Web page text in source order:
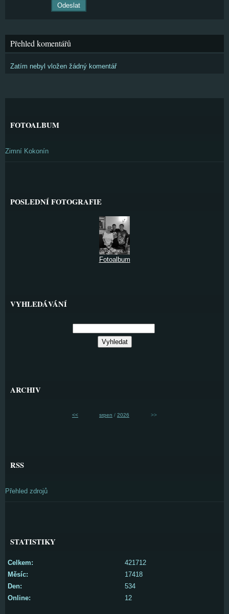
Přehled komentářů
Zatím nebyl vložen žádný komentář
FOTOALBUM
Zimní Kokonín
POSLEDNÍ FOTOGRAFIE
Fotoalbum
VYHLEDÁVÁNÍ
ARCHIV
<< srpen / 2026 >>
RSS
Přehled zdrojů
STATISTIKY
Online: 12
Celkem:
421712
Měsíc:
17418
Den:
534